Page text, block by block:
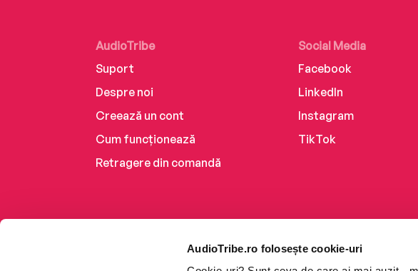
AudioTribe.ro folosește cookie-uri
AudioTribe
Suport
Despre noi
Creează un cont
Cum funcționează
Retragere din comandă
Social Media
Facebook
LinkedIn
Instagram
TikTok